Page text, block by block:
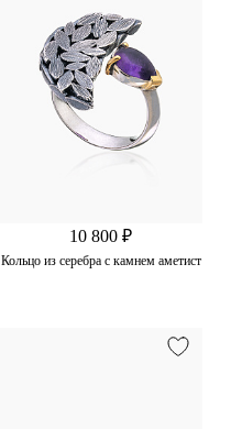
10 800 ₽
Кольцо из серебра с камнем аметист